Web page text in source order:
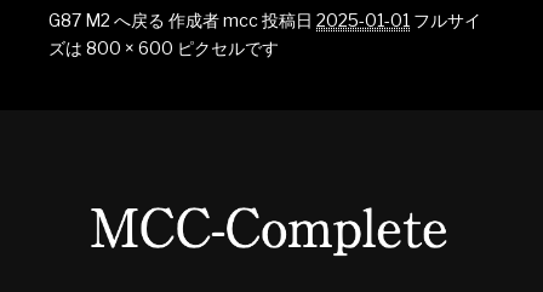
G87 M2 へ戻る 作成者mcc投稿日 2025-01-01 フルサイ
ズは 800 × 600 ピクセルです